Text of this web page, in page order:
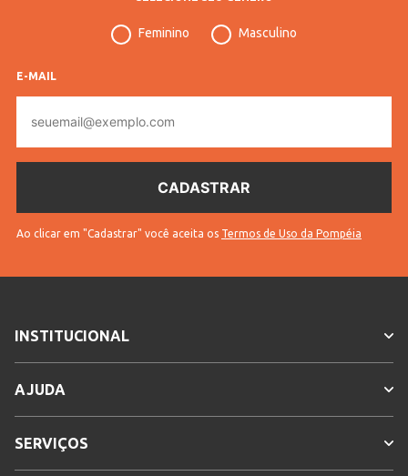
Feminino Masculino
E-MAIL
mail
Ao clicar em "Cadastrar" você aceita os Termos de Uso da Pompéia
INSTITUCIONAL
AJUDA
SERVIÇOS